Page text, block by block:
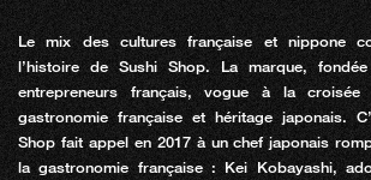
Le mix des cultures française et nippone
l’histoire de Sushi Shop. La marque,
entrepreneurs français, vogue à la croisée
gastronomie française et héritage japonais.
Shop fait appel en 2017 à un chef japonais
la gastronomie française : Kei Kobayashi,